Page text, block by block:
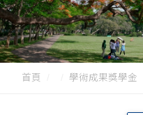
首頁 學術成果獎學金